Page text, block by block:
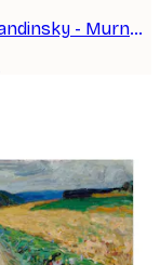
Wassily Kandinsky - Murnau View over the Staffelsee Kanvaasi